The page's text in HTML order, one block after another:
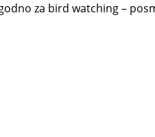
za bird watching –